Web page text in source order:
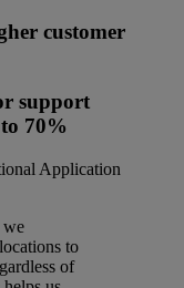
customer
support
70%
Application
we
to
of